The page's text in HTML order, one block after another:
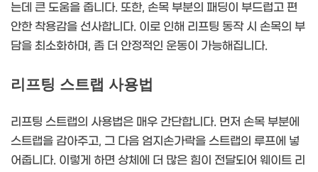
는데 큰 도움을 줍니다. 또한, 손목 부분의 패딩이 부드럽고 편
안한 착용감을 선사합니다. 이로 인해 리프팅 동작 시 손목의 부
담을 최소화하며, 좀 더 안정적인 운동이 가능해집니다.
리프팅 스트랩 사용법
리프팅 스트랩의 사용법은 매우 간단합니다. 먼저 손목 부분에
스트랩을 감아주고, 그 다음 엄지손가락을 스트랩의 루프에 넣
어줍니다. 이렇게 하면 상체에 더 많은 힘이 전달되어 웨이트 리